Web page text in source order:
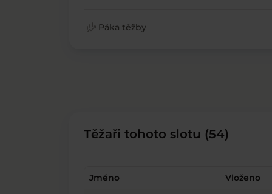
finance_mode Páka těžby
Těžaři tohoto slotu (54)
Jméno Vloženo